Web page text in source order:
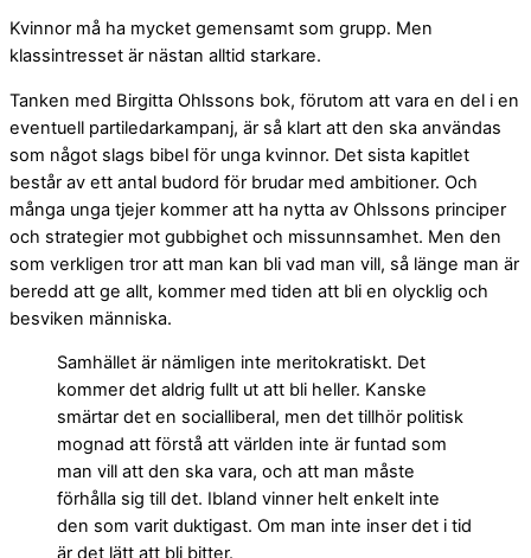
Kvinnor må ha mycket gemensamt som grupp. Men
klassintresset är nästan alltid starkare.
Tanken med Birgitta Ohlssons bok, förutom att vara en del i en
eventuell partiledarkampanj, är så klart att den ska användas
som något slags bibel för unga kvinnor. Det sista kapitlet
består av ett antal budord för brudar med ambitioner. Och
många unga tjejer kommer att ha nytta av Ohlssons principer
och strategier mot gubbighet och missunnsamhet. Men den
som verkligen tror att man kan bli vad man vill, så länge man är
beredd att ge allt, kommer med tiden att bli en olycklig och
besviken människa.
Samhället är nämligen inte meritokratiskt. Det
kommer det aldrig fullt ut att bli heller. Kanske
smärtar det en socialliberal, men det tillhör politisk
mognad att förstå att världen inte är funtad som
man vill att den ska vara, och att man måste
förhålla sig till det. Ibland vinner helt enkelt inte
den som varit duktigast. Om man inte inser det i tid